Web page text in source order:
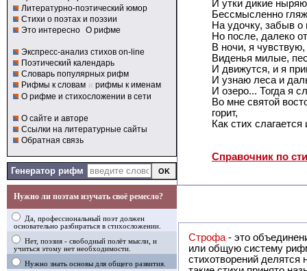
Литературно-поэтический юмор
Стихи о поэтах и поэзии
Это интересно О рифме
Экспресс-анализ стихов on-line
Поэтический календарь
Словарь популярных рифм
Рифмы к словам и рифмы к именам
О рифме и стихосложении в сети
О сайте и авторе
Ссылки на литературные сайты
Обратная связь
Генератор рифм
Нужно ли поэтам изучать своё ремесло?
Да, профессиональный поэт должен
основательно разбираться в стихосложении.
Нет, поэзия - свободный полёт мысли, и
учиться этому нет необходимости.
Нужно знать основы для общего развития.
И утки дикие
Бессмысленно
На удочку, забыв о
Но после, далеко
В ночи, я
Виденья милые,
И движутся, и я
И узнаю леса и
И озеро... Тогда я
Во мне святой
горит,
Как стих
Справочник по
Строфа - это объединение двух
или общую систему рифм, и регулярно или периодически
стихотворений делятся на строфы и т.о. являются строфическими.